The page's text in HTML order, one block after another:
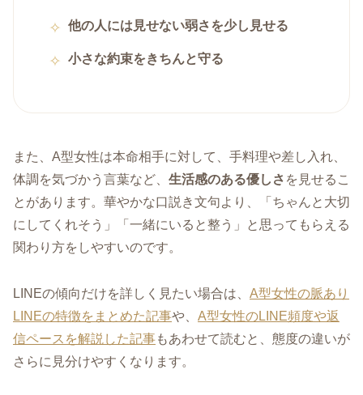
他の人には見せない弱さを少し見せる
小さな約束をきちんと守る
また、A型女性は本命相手に対して、手料理や差し入れ、
体調を気づかう言葉など、 生活感のある優しさ を見せるこ
とがあります。華やかな口説き文句より、「ちゃんと大切
にしてくれそう」「一緒にいると整う」と思ってもらえる
関わり方をしやすいのです。
LINEの傾向だけを詳しく見たい場合は、 A型女性の脈あり
LINEの特徴をまとめた記事や、 A型女性のLINE頻度や返
信ペースを解説した記事もあわせて読むと、態度の違いが
さらに見分けやすくなります。